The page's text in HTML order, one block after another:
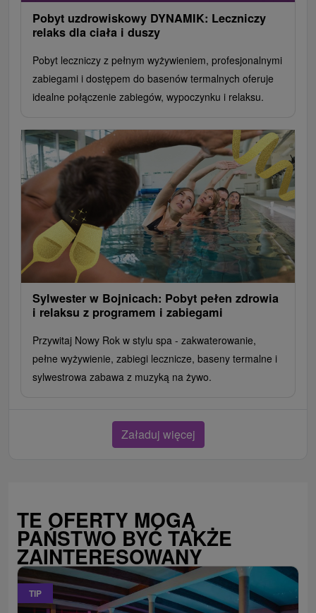
Pobyt uzdrowiskowy DYNAMIK: Leczniczy
relaks dla ciała i duszy
Pobyt leczniczy z pełnym wyżywieniem, profesjonalnymi
zabiegami i dostępem do basenów termalnych oferuje
idealne połączenie zabiegów, wypoczynku i relaksu.
Sylwester w Bojnicach: Pobyt pełen zdrowia
i relaksu z programem i zabiegami
Przywitaj Nowy Rok w stylu spa - zakwaterowanie,
pełne wyżywienie, zabiegi lecznicze, baseny termalne i
sylwestrowa zabawa z muzyką na żywo.
Załaduj więcej
TE OFERTY MOGĄ
PAŃSTWO BYĆ TAKŻE
ZAINTERESOWANY
TIP